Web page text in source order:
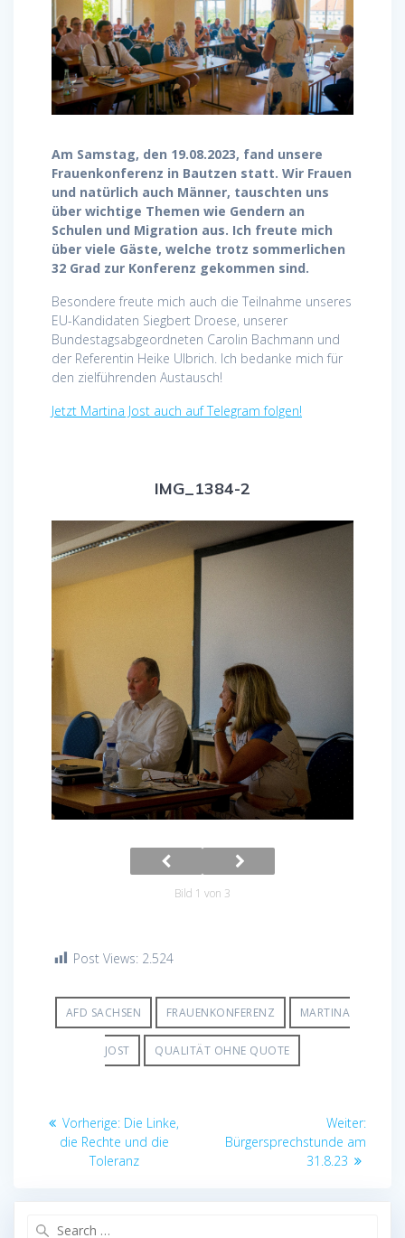
Am Samstag, den 19.08.2023, fand unsere
Frauenkonferenz in Bautzen statt. Wir Frauen
und natürlich auch Männer, tauschten uns
über wichtige Themen wie Gendern an
Schulen und Migration aus. Ich freute mich
über viele Gäste, welche trotz sommerlichen
32 Grad zur Konferenz gekommen sind.
Besondere freute mich auch die Teilnahme unseres
EU-Kandidaten Siegbert Droese, unserer
Bundestagsabgeordneten Carolin Bachmann und
der Referentin Heike Ulbrich. Ich bedanke mich für
den zielführenden Austausch!
Jetzt Martina Jost auch auf Telegram folgen!
IMG_1384-2
Bild 1 von 3
Post Views: 2.524
AFD SACHSEN FRAUENKONFERENZ MARTINA
JOST QUALITÄT OHNE QUOTE
Beitragsnavigation
Vorherige: Vorheriger
Beitrag:
Die Linke,
die Rechte und die
Toleranz
Weiter:
Bürgersprechstunde am
31.8.23